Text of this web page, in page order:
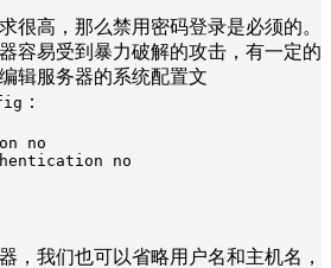
很高，那么禁用密码登录是必须的。
容易受到暴力破解的攻击，有一定的
辑服务器的系统配置文
：
no
no
，我们也可以省略用户名和主机名，